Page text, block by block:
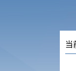
当